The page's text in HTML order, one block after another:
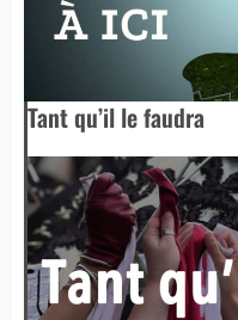
Tant qu’il le faudra